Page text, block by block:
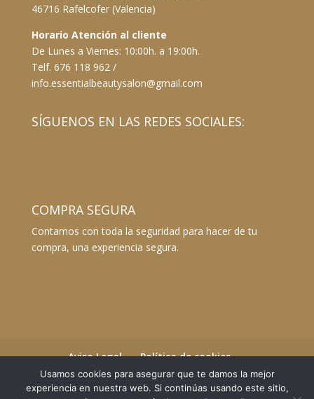
46716 Rafelcofer (Valencia)
Horario Atención al cliente
De Lunes a Viernes: 10:00h. a 19:00h.
Telf. 676 118 962 /
info.essentialbeautysalon@gmail.com
SÍGUENOS EN LAS REDES SOCIALES:
COMPRA SEGURA
Contamos con toda la seguridad para hacer de tu
compra, una experiencia segura.
Aviso Legal
Política de cookies
Términos y Condiciones
Envíos y devoluciones
Usamos cookies para asegurar que te damos la mejor
experiencia en nuestra web. Si continúas usando este sitio,